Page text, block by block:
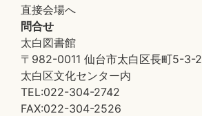
直接会場へ
問合せ
太白図書館
〒982-0011 仙台市太白区長町5-3-2
太白区文化センター内
TEL:022-304-2742
FAX:022-304-2526